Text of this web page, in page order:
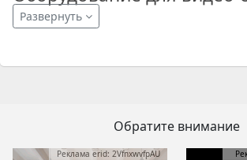
Развернуть
Обратите внимание
Реклама erid: 2VfnxwvfpAU